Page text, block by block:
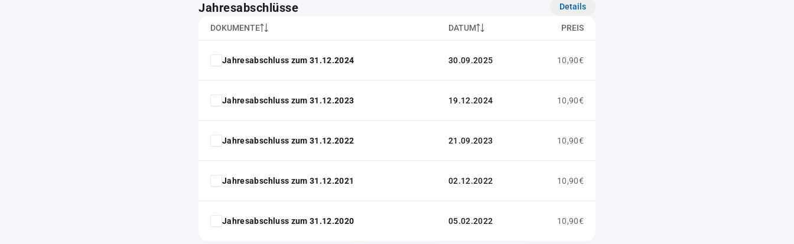
Jahresabschlüsse Details
DOKUMENTE DATUM PREIS
Jahresabschluss zum 31.12.2024 30.09.2025 10,90€
Jahresabschluss zum 31.12.2023 19.12.2024 10,90€
Jahresabschluss zum 31.12.2022 21.09.2023 10,90€
Jahresabschluss zum 31.12.2021 02.12.2022 10,90€
Jahresabschluss zum 31.12.2020 05.02.2022 10,90€